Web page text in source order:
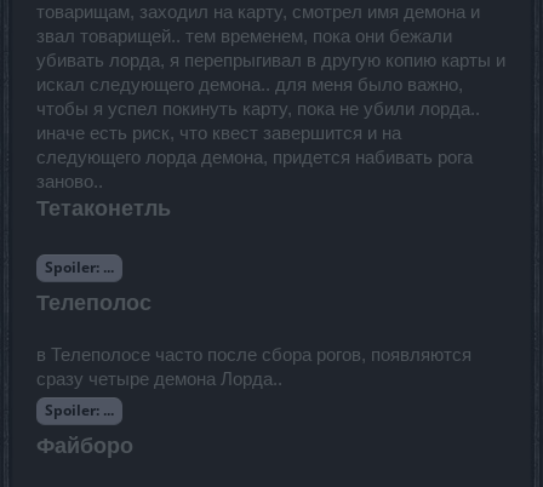
товарищам, заходил на карту, смотрел имя демона и
звал товарищей.. тем временем, пока они бежали
убивать лорда, я перепрыгивал в другую копию карты и
искал следующего демона.. для меня было важно,
чтобы я успел покинуть карту, пока не убили лорда..
иначе есть риск, что квест завершится и на
следующего лорда демона, придется набивать рога
заново..
Тетаконетль
Spoiler: ...
Телеполос
в Телеполосе часто после сбора рогов, появляются
сразу четыре демона Лорда..
Spoiler: ...
Файборо